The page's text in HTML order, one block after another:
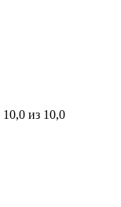
10,0 из 10,0